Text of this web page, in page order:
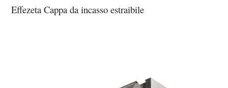
Effezeta Cappa da incasso estraibile